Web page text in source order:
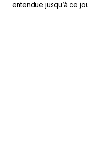
entendue jusqu’à ce